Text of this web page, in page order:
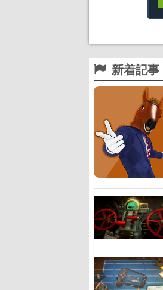
新着記事